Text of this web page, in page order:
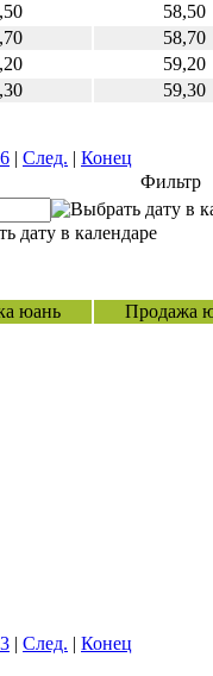
58,50
58,70
59,20
59,30
| След. | Конец
Фильтр
юань
Продажа
| След. | Конец